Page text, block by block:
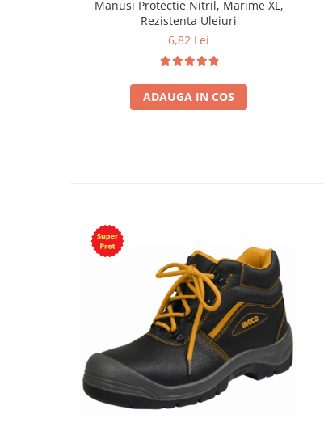
Manusi Protectie Nitril, Marime XL,
Rezistenta Uleiuri
6,82 Lei
ADAUGA IN COS